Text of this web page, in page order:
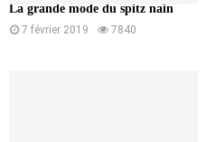
La grande mode du spitz nain
7 février 2019 7840